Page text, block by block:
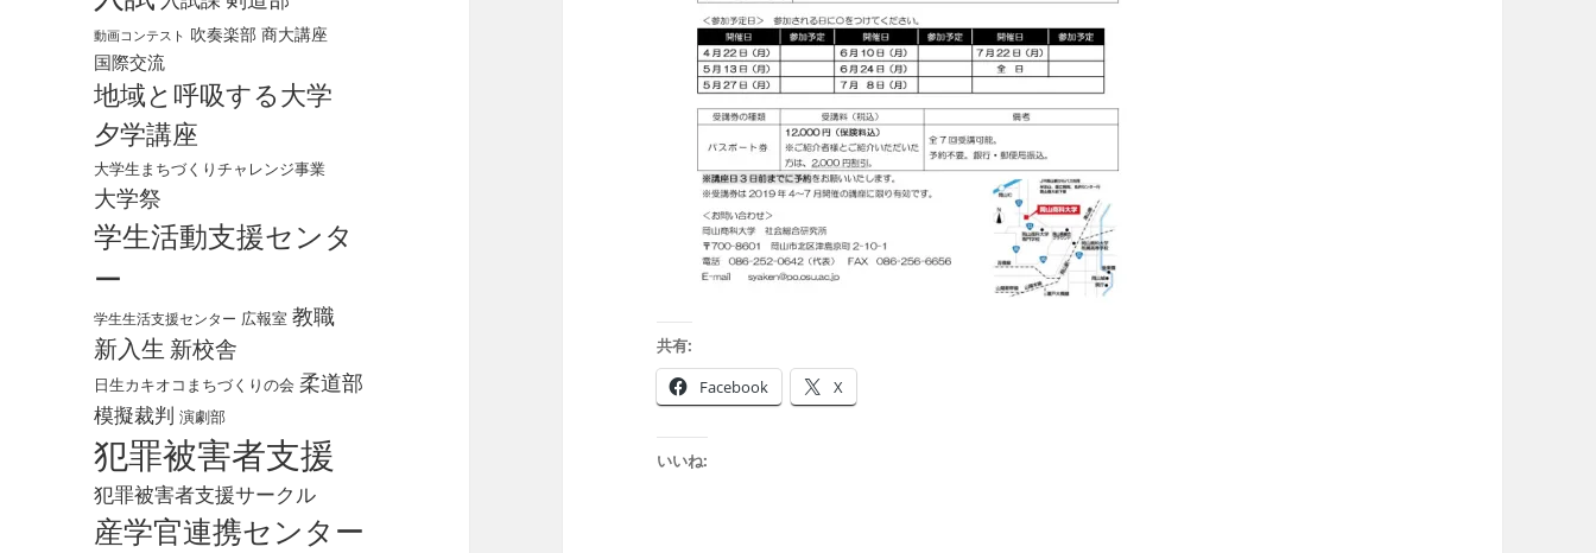
動画コンテスト 吹奏楽部 商大講座
国際交流
地域と呼吸する大学
夕学講座
大学生まちづくりチャレンジ事業
大学祭
学生活動支援センタ
ー
学生生活支援センター 広報室 教職
新入生 新校舎
日生カキオコまちづくりの会 柔道部
模擬裁判 演劇部
犯罪被害者支援
犯罪被害者支援サークル
産学官連携センター
共有:
Facebook
X
いいね: